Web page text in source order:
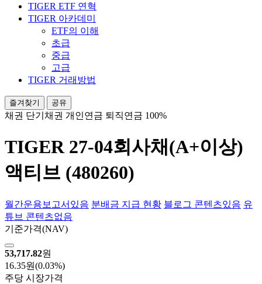
TIGER ETF 연혁
TIGER 아카데미
ETF의 이해
초급
중급
고급
TIGER 거래방법
즐겨찾기 공유
채권 단기채권 개인연금 퇴직연금 100%
TIGER 27-04회사채(A+이상)
액티브 (480260)
월간운용보고서 있음 분배금 지급 현황 블로그 콘텐츠있음 유
튜브 콘텐츠없음
기준가격(NAV)
53,717.82원
16.35원(0.03%)
주당 시장가격